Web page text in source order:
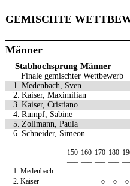
GEMISCHTE
Männer
Stabhochsprung Männer
Finale gemischter Wettbewerb
1.
Medenbach, Sven
2. Kaiser, Maximilian
3. Kaiser, Cristiano
4. Rumpf, Sabine
5. Zollmann, Paula
6. Schneider, Simeon
150 160 170 180
—– —– —– —–
1. Medenbach – – – – –
2. Kaiser – – o o o